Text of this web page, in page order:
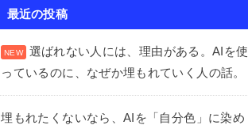
最近の投稿
選ばれない人には、理由がある。AIを使
っているのに、なぜか埋もれていく人の話。
埋もれたくないなら、AIを「自分色」に染め